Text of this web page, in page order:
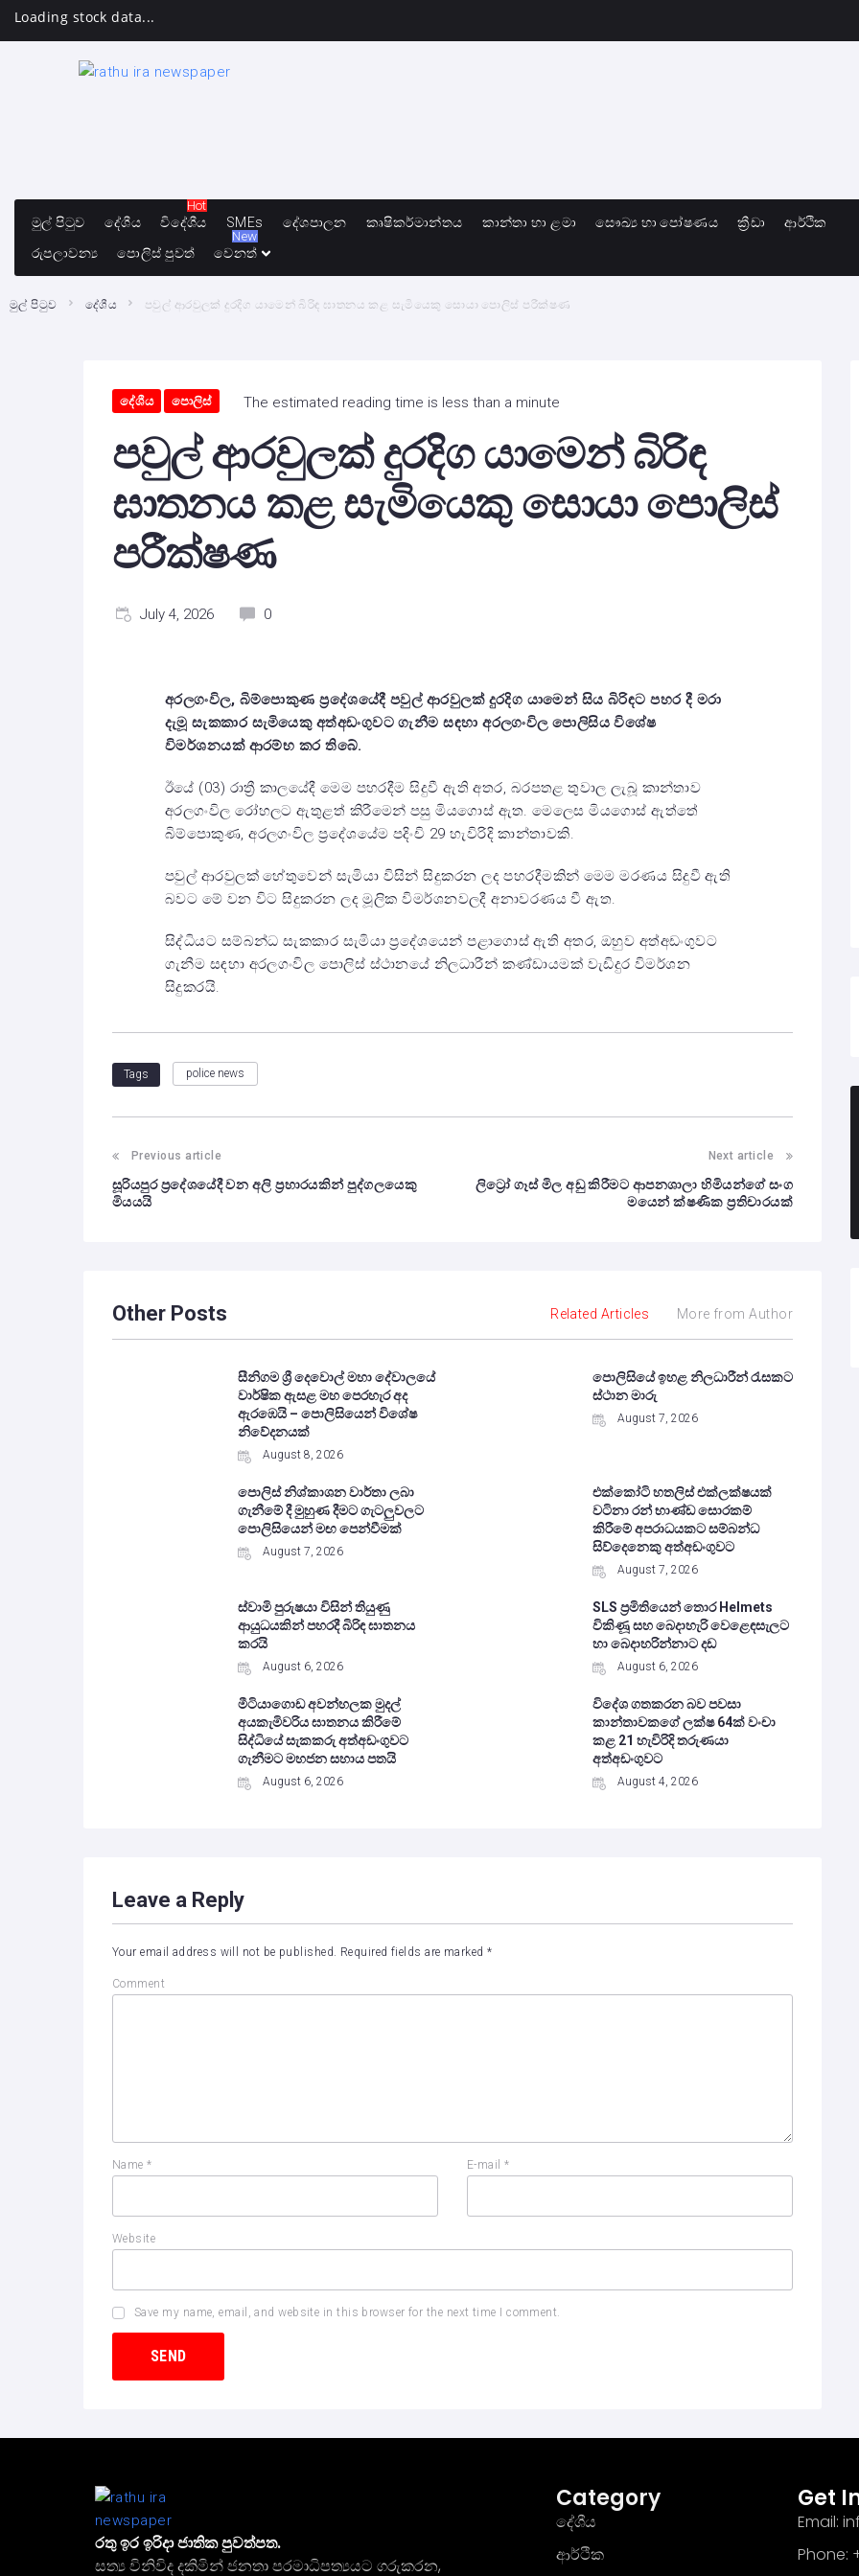
Loading stock data...
මුල් පිටුව දේශීය විදේශීය
Hot
SMEs
දේශපාලන කෘෂිකර්මාන්තය කාන්තා හා ළමා සෞඛ්‍ය හා පෝෂණය ක්‍රීඩා
ආර්ථික
රුපලාවන්‍ය
පොලිස් පුවත් වෙනත්
New
මුල් පිටුව දේශීය පවුල් ආරවුලක් දුරදිග යාමෙන් බිරිඳ ඝාතනය කළ සැමියෙකු සොයා පොලිස් පරීක්ෂණ
දේශීය පොලිස් The estimated reading time is less than a minute
පවුල් ආරවුලක් දුරදිග යාමෙන් බිරිඳ
ඝාතනය කළ සැමියෙකු සොයා පොලිස්
පරීක්ෂණ
July 4, 2026 0
අරලගංවිල, බිම්පොකුණ ප්‍රදේශයේදී පවුල් ආරවුලක් දුරදිග යාමෙන් සිය බිරිඳට පහර දී මරා
දැමූ සැකකාර සැමියෙකු අත්අඩංගුවට ගැනීම සඳහා අරලගංවිල පොලිසිය විශේෂ
විමර්ශනයක් ආරම්භ කර තිබේ.
ඊයේ (03) රාත්‍රී කාලයේදී මෙම පහරදීම සිදුවී ඇති අතර, බරපතළ තුවාල ලැබූ කාන්තාව
අරලගංවිල රෝහලට ඇතුළත් කිරීමෙන් පසු මියගොස් ඇත. මෙලෙස මියගොස් ඇත්තේ
බිම්පොකුණ, අරලගංවිල ප්‍රදේශයේම පදිංචි 29 හැවිරිදි කාන්තාවකි.
පවුල් ආරවුලක් හේතුවෙන් සැමියා විසින් සිදුකරන ලද පහරදීමකින් මෙම මරණය සිදුවී ඇති
බවට මේ වන විට සිදුකරන ලද මූලික විමර්ශනවලදී අනාවරණය වී ඇත.
සිද්ධියට සම්බන්ධ සැකකාර සැමියා ප්‍රදේශයෙන් පළාගොස් ඇති අතර, ඔහුව අත්අඩංගුවට
ගැනීම සඳහා අරලගංවිල පොලිස් ස්ථානයේ නිලධාරීන් කණ්ඩායමක් වැඩිදුර විමර්ශන
සිදුකරයි.
Tags police news
Previous article
සූරියපුර ප්‍රදේශයේදී වන අලි ප්‍රහාරයකින් පුද්ගලයෙකු
මියයයි
Next article
ලිට්‍රෝ ගෑස් මිල අඩු කිරීමට ආපනශාලා හිමියන්ගේ සංග
මයෙන් ක්ෂණික ප්‍රතිචාරයක්
Other Posts Related Articles More from Author
සීනිගම ශ්‍රී දෙවොල් මහා දේවාලයේ
වාර්ෂික ඇසළ මහ පෙරහැර අද
ඇරඹෙයි – පොලිසියෙන් විශේෂ
නිවේදනයක්
August 8, 2026
පොලිසියේ ඉහළ නිලධාරීන් රැසකට
ස්ථාන මාරු
August 7, 2026
පොලිස් නිශ්කාශන වාර්තා ලබා
ගැනීමේ දී මුහුණ දීමට ගැටලුවලට
පොලිසියෙන් මඟ පෙන්වීමක්
August 7, 2026
එක්කෝටි හතලිස් එක්ලක්ෂයක්
වටිනා රන් භාණ්ඩ සොරකම්
කිරීමේ අපරාධයකට සම්බන්ධ
සිව්දෙනෙකු අත්අඩංගුවට
August 7, 2026
ස්වාමි පුරුෂයා විසින් තියුණු
ආයුධයකින් පහරදී බිරිඳ ඝාතනය
කරයි
August 6, 2026
SLS ප්‍රමිතියෙන් තොර Helmets
විකිණූ සහ බෙදාහැරි වෙළෙඳසැලට
හා බෙදාහරින්නාට දඩ
August 6, 2026
මීටියාගොඩ අවන්හලක මුදල්
අයකැමිවරිය ඝාතනය කිරීමේ
සිද්ධියේ සැකකරු අත්අඩංගුවට
ගැනීමට මහජන සහාය පතයි
August 6, 2026
විදේශ ගතකරන බව පවසා
කාන්තාවකගේ ලක්ෂ 64ක් වංචා
කළ 21 හැවිරිදි තරුණයා
අත්අඩංගුවට
August 4, 2026
Leave a Reply
Your email address will not be published. Required fields are marked*
Comment
Name* E-mail*
Website
Save my name, email, and website in this browser for the next time I comment.
රතු ඉර ඉරිදා ජාතික පුවත්පත.
සත්‍ය විනිවිද දකිමින් ජනතා පරමාධිපත්‍යයට ගරුකරන,
Get
Email:
Phone:
Category
දේශීය
ආර්ථික